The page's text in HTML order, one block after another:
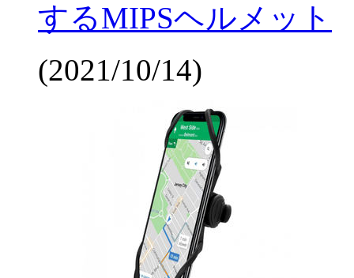
するMIPSヘルメット
(2021/10/14)